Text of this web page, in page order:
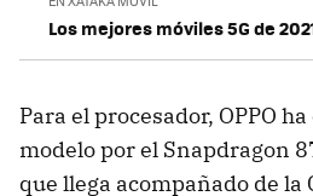
Los mejores móviles 5G de
Para el procesador, OPPO
modelo por el Snapdragon
que llega acompañado de la